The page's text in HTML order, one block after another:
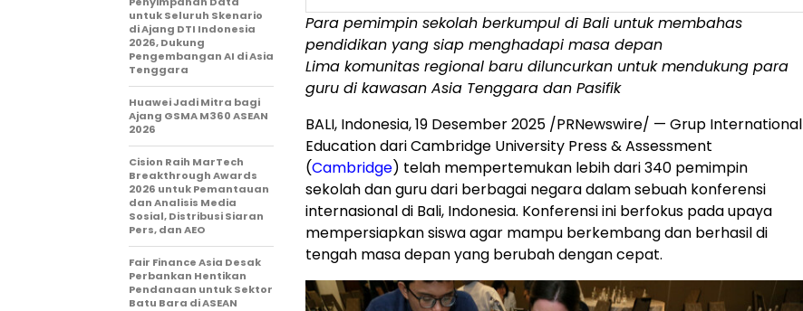
Para pemimpin sekolah berkumpul di Bali untuk membahas
pendidikan yang siap menghadapi masa depan
Lima komunitas regional baru diluncurkan untuk mendukung para
guru di kawasan Asia Tenggara dan Pasifik
BALI, Indonesia, 19 Desember 2025 /PRNewswire/ — Grup International
Education dariCambridge University Press & Assessment
(Cambridge) telah mempertemukan lebih dari 340 pemimpin
sekolah dan guru dari berbagai negara dalam sebuah konferensi
internasional di Bali, Indonesia. Konferensi ini berfokus pada upaya
mempersiapkan siswa agar mampu berkembang dan berhasil di
tengah masa depan yang berubah dengan cepat.
untuk Seluruh Skenario
di Ajang DTI Indonesia
2026, Dukung
Pengembangan AI di Asia
Tenggara
Huawei Jadi Mitra bagi
Ajang GSMA M360 ASEAN
2026
Cision Raih MarTech
Breakthrough Awards
2026 untuk Pemantauan
dan Analisis Media
Sosial, Distribusi Siaran
Pers, dan AEO
Fair Finance Asia Desak
Perbankan Hentikan
Pendanaan untuk Sektor
Batu Bara di ASEAN